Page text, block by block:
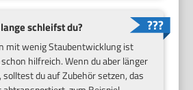
schleifst du?
mit wenig Staubentwicklung ist
hilfreich. Wenn du aber länger
du auf Zubehör setzen, das